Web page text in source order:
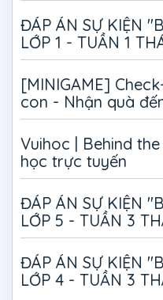
ĐÁP ÁN SỰ KIỆN
LỚP 1 - TUẦN 1
[MINIGAME]
con - Nhận quà
Vuihoc | Behind
học trực tuyến
ĐÁP ÁN SỰ KIỆN
LỚP 5 - TUẦN 3
ĐÁP ÁN SỰ KIỆN
LỚP 4 - TUẦN 3